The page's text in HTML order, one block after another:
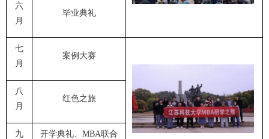
六
月
毕业典礼
七
月
案例大赛
八
月
红色之旅
九
开学典礼、 MBA联合